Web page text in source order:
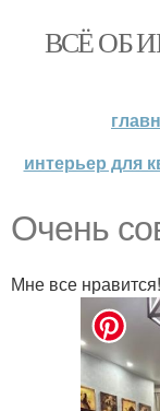
ВСЁ ОБ
интерьер для
Очень
Мне все